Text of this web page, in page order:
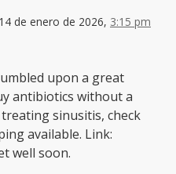
14 de enero de 2026, 3:15 pm
upon a great
antibiotics without a
sinusitis, check
available. Link:
well soon.